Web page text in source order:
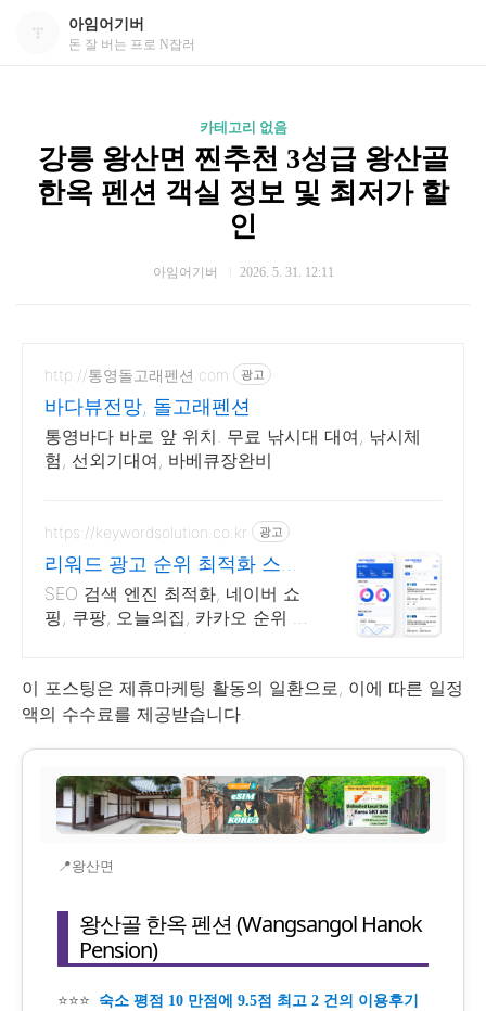
아임어기버
돈 잘 버는 프로 N잡러
카테고리 없음
강릉 왕산면 찐추천 3성급 왕산골
한옥 펜션 객실 정보 및 최저가 할
인
아임어기버 2026. 5. 31. 12:11
http://통영돌고래펜션.com 광고
바다뷰전망, 돌고래펜션
통영바다 바로 앞 위치. 무료 낚시대 대여, 낚시체
험, 선외기대여, 바베큐장완비
https://keywordsolution.co.kr 광고
리워드 광고 순위 최적화 스토
어 순위 광고 전문
SEO 검색 엔진 최적화, 네이버 쇼
핑, 쿠팡, 오늘의집, 카카오 순위 광
이 포스팅은 제휴마케팅 활동의 일환으로, 이에 따른 일정
액의 수수료를 제공받습니다.
📍왕산면
왕산골 한옥 펜션 (Wangsangol Hanok
Pension)
⭐⭐⭐
숙소 평점 10 만점에 9.5점 최고 2 건의 이용후기